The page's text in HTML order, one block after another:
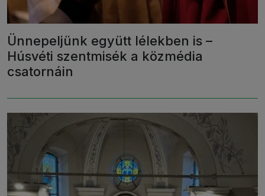
Ünnepeljünk együtt lélekben is –
Húsvéti szentmisék a közmédia
csatornáin